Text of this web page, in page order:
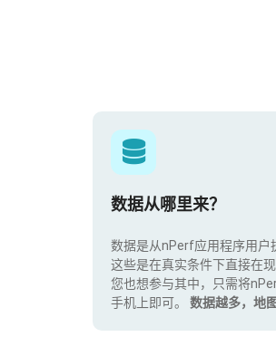
数据从哪里来？
数据是从nPerf应用程序用户
这些是在真实条件下直接在
您也想参与其中，只需将
手机上即可。 数据越多，地